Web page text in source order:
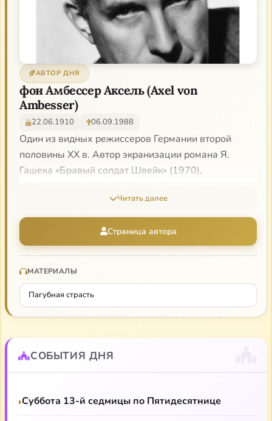
АВТОР ДНЯ
фон Амбессер Аксель (Axel von
Ambesser)
22.06.1910 06.09.1988
Один из видных режиссеров Германии второй
половины XX в. Автор экранизации романа Я.
Гашека «Бравый солдат Швейк» (1970),
актера, режиссера, сценариста принимал участие в
работе над более чем 50 фильмами.
Читать далее
Страница автора
МАТЕРИАЛЫ
Пагубная страсть
СОБЫТИЯ ДНЯ
Суббота 13-й седмицы по Пятидесятнице